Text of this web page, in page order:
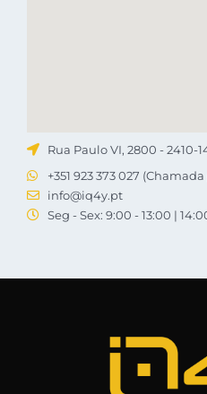
Rua Paulo VI, 2800 - 2410-
+351 923 373 027
info@iq4y.pt
Seg - Sex: 9:00 - 13:00 |